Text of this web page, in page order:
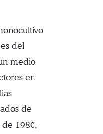
del
medio
en
de
de 1980,